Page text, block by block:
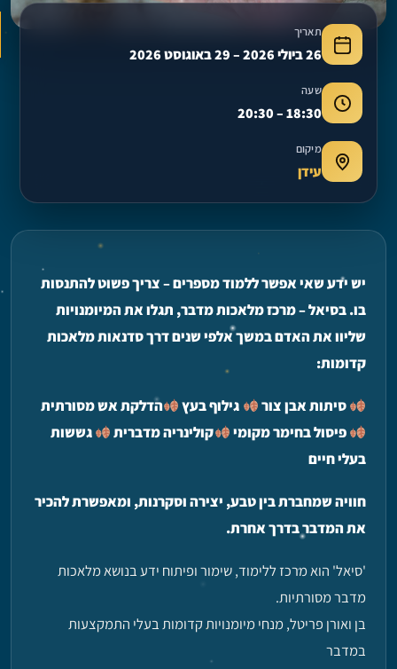
תאריך
26 ביולי 2026 – 29 באוגוסט 2026
שעה
18:30 – 20:30
מיקום
עידן
יש ידע שאי אפשר ללמוד מספרים – צריך פשוט להתנסות
בו. בסיאל – מרכז מלאכות מדבר, תגלו את המיומנויות
שליוו את האדם במשך אלפי שנים דרך סדנאות מלאכות
קדומות:
סיתות אבן צור גילוף בעץ
הדלקת אש מסורתית
פיסול בחימר מקומי
קולינריה מדברית
גששות
בעלי חיים
חוויה שמחברת בין טבע, יצירה וסקרנות, ומאפשרת להכיר
את המדבר בדרך אחרת.
'סיאל' הוא מרכז ללימוד, שימור ופיתוח ידע בנושא מלאכות
מדבר מסורתיות.
בן ואורן פריטל, מנחי מיומנויות קדומות בעלי התמקצעות
במדבר